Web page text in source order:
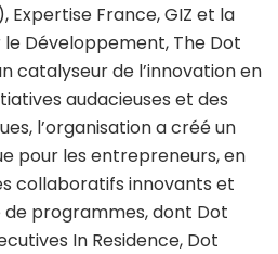
Expertise France, GIZ et la
le Développement, The Dot
catalyseur de l’innovation en
audacieuses et des
l’organisation a créé un
pour les entrepreneurs, en
collaboratifs innovants et
programmes, dont Dot
In Residence, Dot